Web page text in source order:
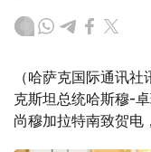
（哈萨克国际通讯
克斯坦总统哈斯穆-
尚穆加拉特南致贺电